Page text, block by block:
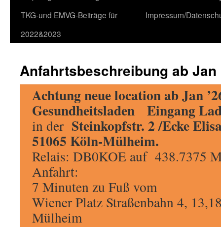
TKG-und EMVG-Beiträge für
2022&2023
Impressum/
Anfahrtsbeschreibung ab Jan
Achtung neue location ab Jan
Gesundheitsladen Eingang
in der Steinkopfstr. 2 /Ecke
51065 Köln-Mülheim.
Relais: DB0KOE auf 438.7375
Anfahrt:
7 Minuten zu Fuß vom
Wiener Platz Straßenbahn 4,
Mülheim